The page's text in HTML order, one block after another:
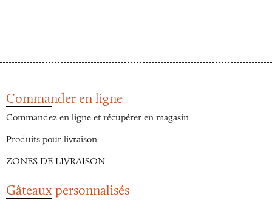
Commander en ligne
Commandez en ligne et récupérer en magasin
Produits pour livraison
ZONES DE LIVRAISON
Gâteaux personnalisés